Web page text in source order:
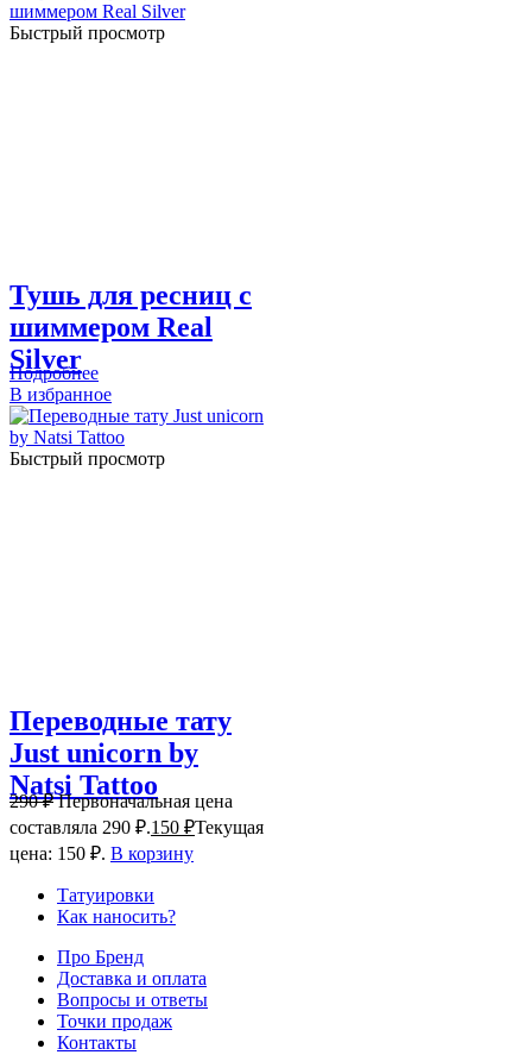
Быстрый просмотр
Тушь для ресниц с
шиммером Real
Silver
Подробнее
В избранное
Быстрый просмотр
Переводные тату
Just unicorn by
Natsi Tattoo
290₽ Первоначальная цена
составляла 290 ₽.150 ₽Текущая
цена: 150 ₽. В корзину
Татуировки
Как наносить?
Про Бренд
Доставка и оплата
Вопросы и ответы
Точки продаж
Контакты